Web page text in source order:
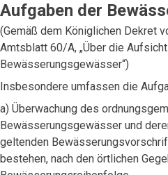
Aufgaben der
(Gemäß dem Königlichen Dekret
Amtsblatt 60/A, „Über die
Bewässerungsgewässer“)
Insbesondere umfassen die
a) Überwachung des
Bewässerungsgewässer und
geltenden
bestehen, nach den örtlichen